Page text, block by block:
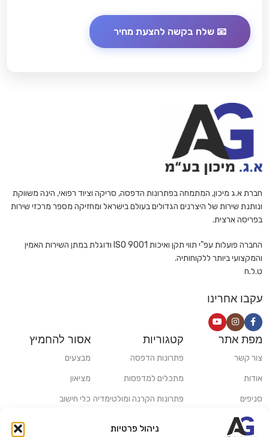
ניהול פרטיות
חברת א.ג מיכון, המתמחה בפתרונות הדפסה, סריקה וציוד רפואי, הינה משווקת
ונותנת שירות של היצרנים הגדולים בעולם בישראל ומחזיקה מספר מרכזי שירות
בפריסה ארצית.
החברה פועלות עפ"י תווי תקן ואיכות ISO 9001 ודוגלת במתן השירות האמין
והמקצועי ביותר ללקוחותיה.
ט.ל.ח
עקבו אחרינו
מפת אתר
צור קשר
אודות
סניפים
משלוחים ואיסוף עצמי
קטגוריות
פתרונות הדפסה
מתכלים למדפסות
פתרונות הקרנה ומולטימדיה
אסור להחמיץ
מבצעים
מציאון
כלי חישוב